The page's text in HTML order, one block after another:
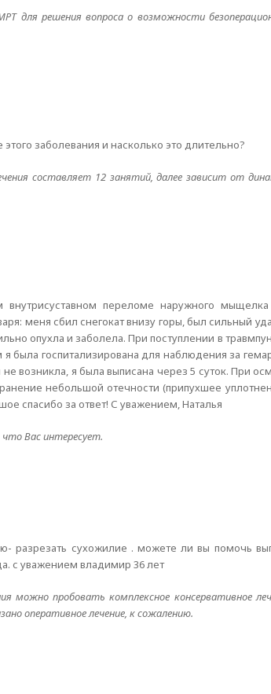
для решения вопроса о возможности
заболевания и насколько это длительно?
составляет 12 занятий, далее зависит от
переломе наружного мыщелка
меня сбил снегокат внизу горы, был сильный
опухла и заболела. При поступлении в
я была госпитализирована для наблюдения за
возникла, я была выписана через 5 суток. При
небольшой отечности (припухшее
спасибо за ответ! С уважением, Наталья
Вас интересует.
разрезать сухожилие . можете ли вы помочь
с уважением владимир 36 лет
можно пробовать комплексное консервативное
оперативное лечение, к сожалению.